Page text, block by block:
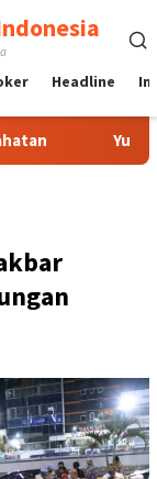
Headline
Yuk Lebih